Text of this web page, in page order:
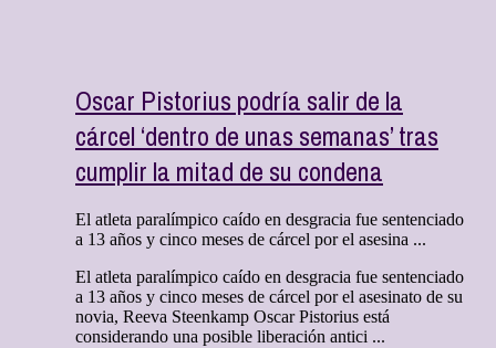
Oscar Pistorius podría salir de la
cárcel ‘dentro de unas semanas’ tras
cumplir la mitad de su condena
El atleta paralímpico caído en desgracia fue sentenciado
a 13 años y cinco meses de cárcel por el asesina ...
El atleta paralímpico caído en desgracia fue sentenciado
a 13 años y cinco meses de cárcel por el asesinato de su
novia, Reeva Steenkamp Oscar Pistorius está
considerando una posible liberación antici ...